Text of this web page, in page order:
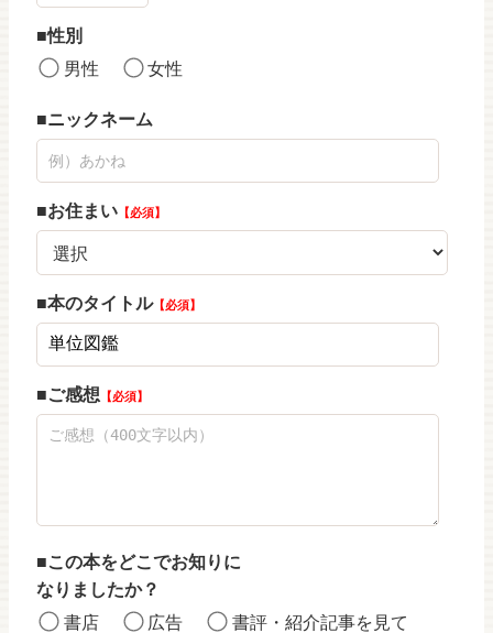
性別
男性
女性
ニックネーム
お住まい 必須
本のタイトル 必須
ご感想 必須
この本をどこでお知りに
なりましたか？
書店
広告
書評・紹介記事を見て